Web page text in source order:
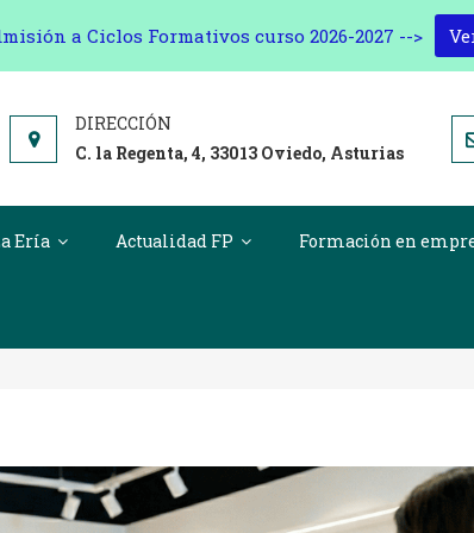
C. la Regenta, 4, 33013 Oviedo, Asturias
Ería Actualidad FP Formación en
a Ciclos Formativos curso 2026-2027 -->